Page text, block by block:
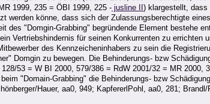
1999, 235 = ÖBI 1999, 225 - jusline II ) klargestellt, dass
werden könne, dass sich der Zulassungsberechtigte
des "Domgin-Grabbing" begründende Element bestehe
Vertriebshindernis für seinen Konkurrenten zu
des Kennzeicheninhabers zu sein die
Domgin zu bewegen. Die Behinderungs- bzw
53 = W BI 2000, 579/386 = RdW 2001/32 = MR 2000,
"Domain-Grabbing" die Behinderungs- bzw
Hauer, aa0, 949; KapfererlPohl, aa0, 281;